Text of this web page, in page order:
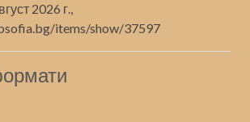
2026 г.,
items/show/37597